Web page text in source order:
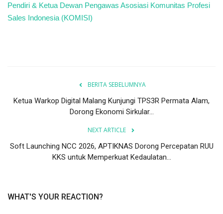
Pendiri & Ketua Dewan Pengawas Asosiasi Komunitas Profesi
Sales Indonesia (KOMISI)
BERITA SEBELUMNYA
Ketua Warkop Digital Malang Kunjungi TPS3R Permata Alam,
Dorong Ekonomi Sirkular...
NEXT ARTICLE
Soft Launching NCC 2026, APTIKNAS Dorong Percepatan RUU
KKS untuk Memperkuat Kedaulatan...
WHAT'S YOUR REACTION?